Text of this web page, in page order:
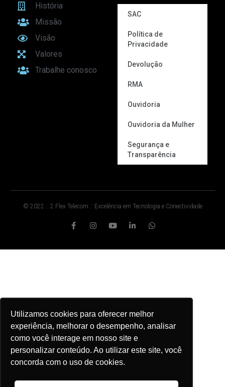
Utilizamos cookies para oferecer melhor
experiência, melhorar o desempenho, analisar
como você interage em nosso site e
personalizar conteúdo. Ao utilizar este site, você
concorda com o uso de cookies.
História
Missão
Visão
Valores
Trabalhe conosco
SAC
Política de
Privacidade
Devolução
RMA
Ouvidoria
Ouvidoria da Mulher
Segurança e
Transparência
© 2022 :: 2 Flex Telecom :: Excelência em Tecnologia e Conectividade